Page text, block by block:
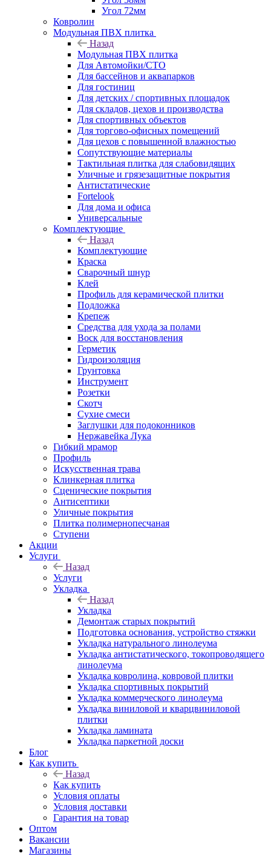
Угол 72мм
Ковролин
Модульная ПВХ плитка
Назад
Модульная ПВХ плитка
Для Автомойки/СТО
Для бассейнов и аквапарков
Для гостиниц
Для детских / спортивных площадок
Для складов, цехов и производства
Для спортивных объектов
Для торгово-офисных помещений
Для цехов с повышенной влажностью
Сопутствующие материалы
Тактильная плитка для слабовидящих
Уличные и грязезащитные покрытия
Антистатические
Fortelook
Для дома и офиса
Универсальные
Комплектующие
Назад
Комплектующие
Краска
Сварочный шнур
Клей
Профиль для керамической плитки
Подложка
Крепеж
Средства для ухода за полами
Воск для восстановления
Герметик
Гидроизоляция
Грунтовка
Инструмент
Розетки
Скотч
Сухие смеси
Заглушки для подоконников
Нержавейка Лука
Гибкий мрамор
Профиль
Искусственная трава
Клинкерная плитка
Сценические покрытия
Антисептики
Уличные покрытия
Плитка полимернопесчаная
Ступени
Акции
Услуги
Назад
Услуги
Укладка
Назад
Укладка
Демонтаж старых покрытий
Подготовка основания, устройство стяжки
Укладка натурального линолеума
Укладка антистатического, токопроводящего
линолеума
Укладка ковролина, ковровой плитки
Укладка спортивных покрытий
Укладка коммерческого линолеума
Укладка виниловой и кварцвиниловой
плитки
Укладка ламината
Укладка паркетной доски
Блог
Как купить
Назад
Как купить
Условия оплаты
Условия доставки
Гарантия на товар
Оптом
Вакансии
Магазины